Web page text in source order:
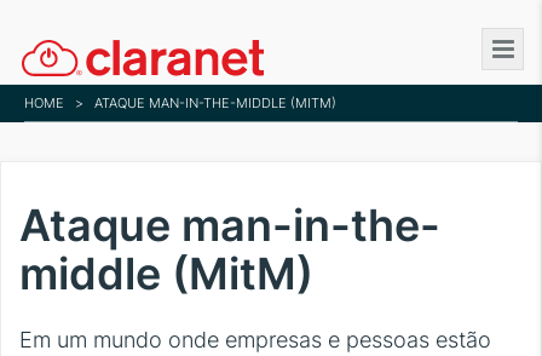
to
main
content
HOME > ATAQUE MAN-IN-THE-MIDDLE (MITM)
Ataque man-in-the-
middle (MitM)
Em um mundo onde empresas e pessoas estão